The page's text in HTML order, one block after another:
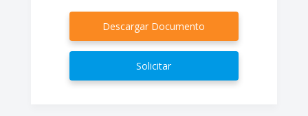
Descargar Documento
Solicitar